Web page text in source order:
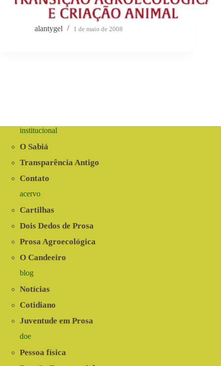
alantygel 1 de maio de 2008
institucional
O Sabiá
Transparência Antigo
Contato
acervo
Cartilhas
Dois Dedos de Prosa
Prosa Agroecológica
O Candeeiro
blog
Notícias
Cotidiano
Juventude em Prosa
doe
Pessoa física